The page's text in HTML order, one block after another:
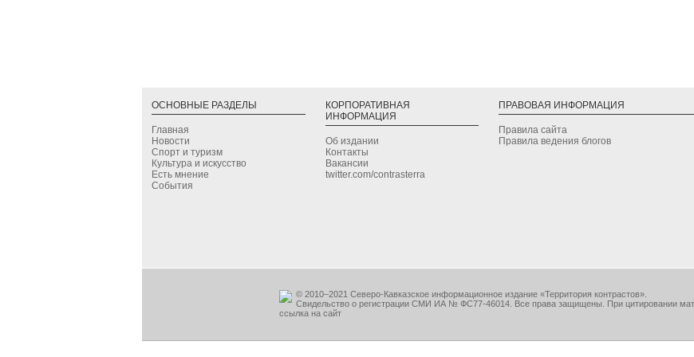
ОСНОВНЫЕ РАЗДЕЛЫ
Главная
Новости
Спорт и туризм
Культура и искусство
Есть мнение
События
КОРПОРАТИВНАЯ
ИНФОРМАЦИЯ
Об издании
Контакты
Вакансии
twitter.com/contrasterra
ПРАВОВАЯ ИНФОРМАЦИЯ
Правила сайта
Правила ведения блогов
© 2010–2021 Северо-Кавказское информационное издание «Территория контрастов».
Свидельство о регистрации СМИ ИА № ФС77-46014. Все права защищены. При цитировании
ссылка на сайт